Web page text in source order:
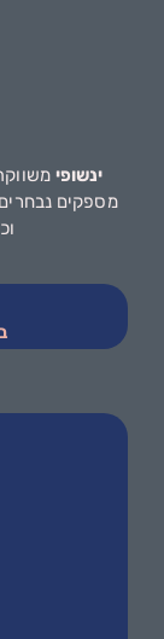
ינשופי
מספקים